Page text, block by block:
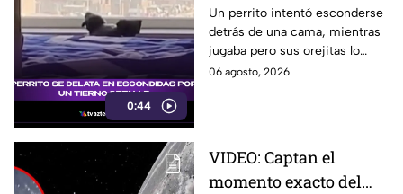
0:44
escondidas y conquista
las redes
Un perrito intentó esconderse
detrás de una cama, mientras
jugaba pero sus orejitas lo
delataron. El tierno video
06 agosto, 2026
VIDEO: Captan el
momento exacto del